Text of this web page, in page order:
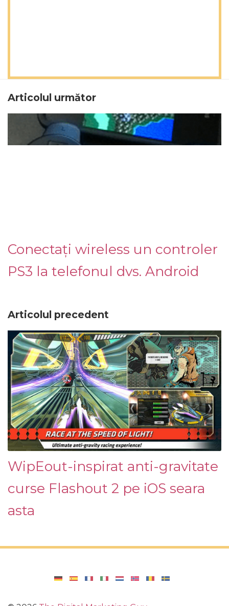
Articolul următor
Conectați wireless un controler
PS3 la telefonul dvs. Android
Articolul precedent
WipEout-inspirat anti-gravitate
curse Flashout 2 pe iOS seara
asta